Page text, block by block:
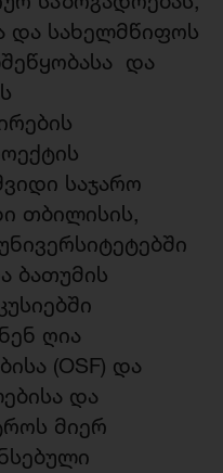
და სახელმწიფოს
და
საჯარო
თბილისის,
ბათუმის
ღია
(OSF) და
და
მიერ